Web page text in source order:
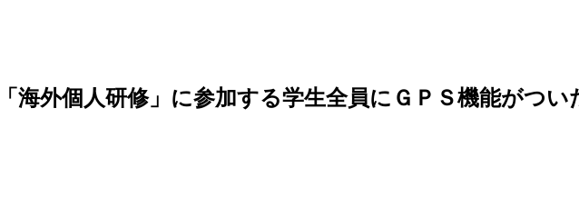
海外個人研修」に参加する学生全員にＧＰＳ機能がつ